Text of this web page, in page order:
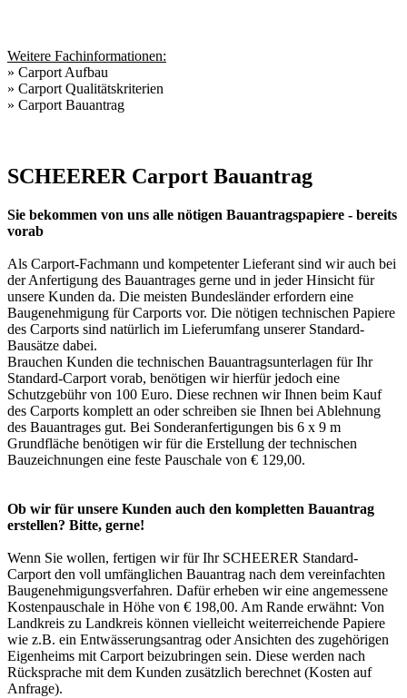
Weitere Fachinformationen:
» Carport Aufbau
» Carport Qualitätskriterien
» Carport Bauantrag
SCHEERER Carport Bauantrag
Sie bekommen von uns alle nötigen Bauantragspapiere - bereits
vorab
Als Carport-Fachmann und kompetenter Lieferant sind wir auch bei
der Anfertigung des Bauantrages gerne und in jeder Hinsicht für
unsere Kunden da. Die meisten Bundesländer erfordern eine
Baugenehmigung für Carports vor. Die nötigen technischen Papiere
des Carports sind natürlich im Lieferumfang unserer Standard-
Bausätze dabei.
Brauchen Kunden die technischen Bauantragsunterlagen für Ihr
Standard-Carport vorab, benötigen wir hierfür jedoch eine
Schutzgebühr von 100 Euro. Diese rechnen wir Ihnen beim Kauf
des Carports komplett an oder schreiben sie Ihnen bei Ablehnung
des Bauantrages gut. Bei Sonderanfertigungen bis 6 x 9 m
Grundfläche benötigen wir für die Erstellung der technischen
Bauzeichnungen eine feste Pauschale von € 129,00.
Ob wir für unsere Kunden auch den kompletten Bauantrag
erstellen? Bitte, gerne!
Wenn Sie wollen, fertigen wir für Ihr SCHEERER Standard-
Carport den voll umfänglichen Bauantrag nach dem vereinfachten
Baugenehmigungsverfahren. Dafür erheben wir eine angemessene
Kostenpauschale in Höhe von € 198,00. Am Rande erwähnt: Von
Landkreis zu Landkreis können vielleicht weiterreichende Papiere
wie z.B. ein Entwässerungsantrag oder Ansichten des zugehörigen
Eigenheims mit Carport beizubringen sein. Diese werden nach
Rücksprache mit dem Kunden zusätzlich berechnet (Kosten auf
Anfrage).